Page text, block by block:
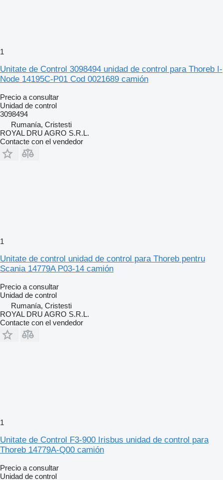
1
Unitate de Control 3098494 unidad de control para Thoreb I-
Node 14195C-P01 Cod 0021689 camión
Precio a consultar
Unidad de control
3098494
Rumanía, Cristesti
ROYAL DRU AGRO S.R.L.
Contacte con el vendedor
1
Unitate de control unidad de control para Thoreb pentru
Scania 14779A P03-14 camión
Precio a consultar
Unidad de control
Rumanía, Cristesti
ROYAL DRU AGRO S.R.L.
Contacte con el vendedor
1
Unitate de Control F3-900 Irisbus unidad de control para
Thoreb 14779A-Q00 camión
Precio a consultar
Unidad de control